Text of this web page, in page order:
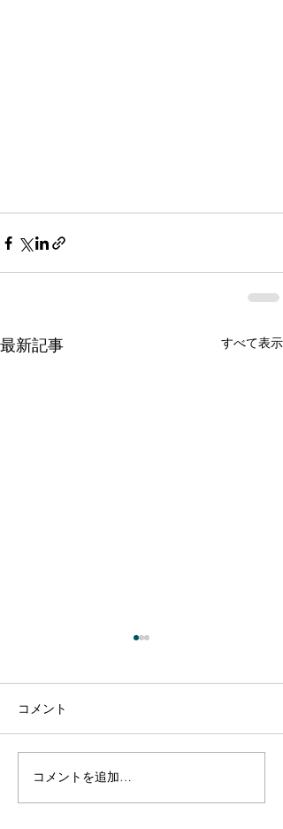
最新記事 すべて表示
【出演のお知らせ】日本
テレビ「1億人の大質問!?
コメント
コメントを追加…